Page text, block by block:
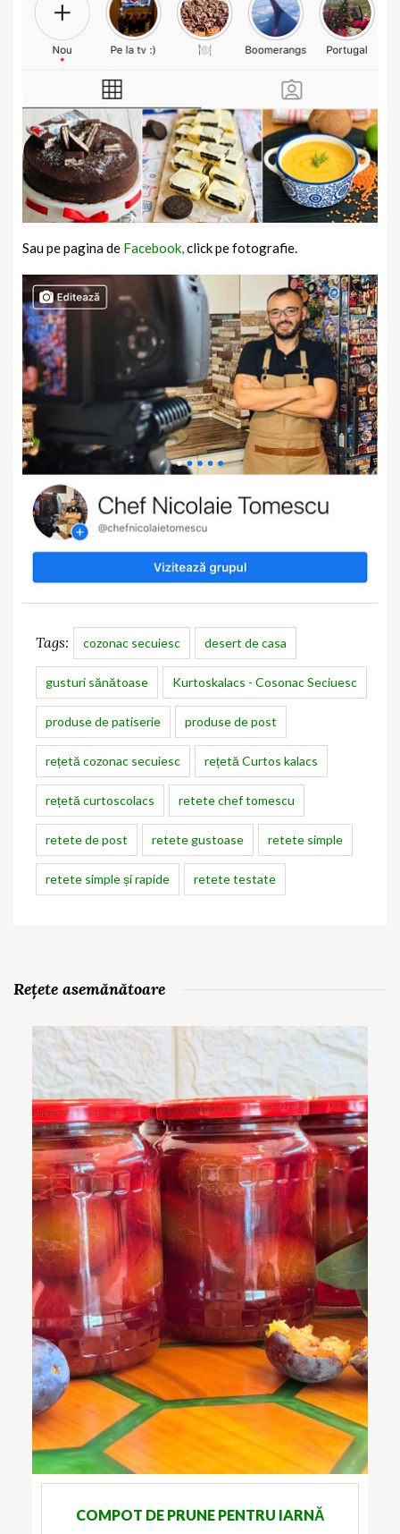
Sau pe pagina de Facebook,click pe fotografie.
Tags: cozonac secuiesc desert de casa
gusturi sănătoase Kurtoskalacs - Cosonac Seciuesc
produse de patiserie produse de post
rețetă cozonac secuiesc rețetă Curtos kalacs
rețetă curtoscolacs retete chef tomescu
retete de post retete gustoase retete simple
retete simple și rapide retete testate
Rețete asemănătoare
COMPOT DE PRUNE PENTRU IARNĂ